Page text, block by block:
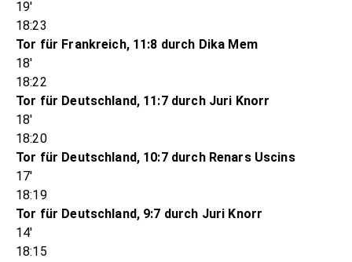
19'
18:23
Tor für Frankreich, 11:8 durch Dika Mem
18'
18:22
Tor für Deutschland, 11:7 durch Juri Knorr
18'
18:20
Tor für Deutschland, 10:7 durch Renars Uscins
17'
18:19
Tor für Deutschland, 9:7 durch Juri Knorr
14'
18:15